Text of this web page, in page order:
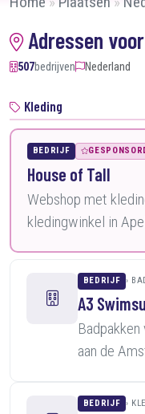
Adressen
507bedrijven Nederland
Kleding
BEDRIJF
House of Tall
Webshop met
kledingwinkel in
BEDRIJF
A3
aan de
BEDRIJF